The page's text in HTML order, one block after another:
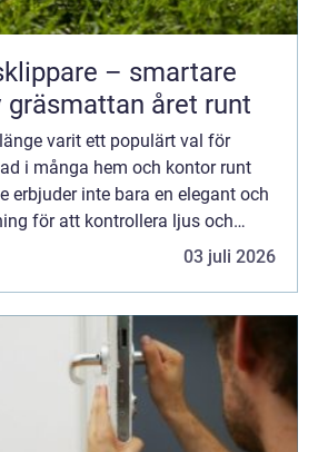
– smartare
gräsmattan året runt
varit ett populärt val för
i många hem och kontor runt
erbjuder inte bara en elegant och
för att kontrollera ljus och
03 juli 2026